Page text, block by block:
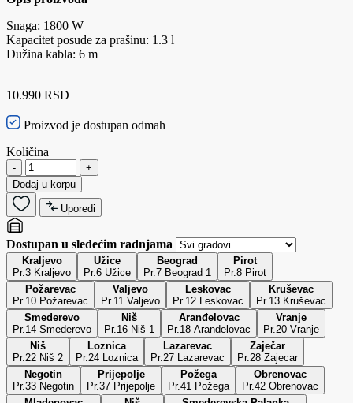
Snaga: 1800 W
Kapacitet posude za prašinu: 1.3 l
Dužina kabla: 6 m
10.990 RSD
Proizvod je dostupan odmah
Količina
-
+
Dodaj u korpu
Uporedi
Dostupan u sledećim radnjama
Kraljevo
Pr.3 Kraljevo
Užice
Pr.6 Užice
Beograd
Pr.7 Beograd 1
Pirot
Pr.8 Pirot
Požarevac
Pr.10 Požarevac
Valjevo
Pr.11 Valjevo
Leskovac
Pr.12 Leskovac
Kruševac
Pr.13 Kruševac
Smederevo
Pr.14 Smederevo
Niš
Pr.16 Niš 1
Aranđelovac
Pr.18 Arandelovac
Vranje
Pr.20 Vranje
Niš
Pr.22 Niš 2
Loznica
Pr.24 Loznica
Lazarevac
Pr.27 Lazarevac
Zaječar
Pr.28 Zajecar
Negotin
Pr.33 Negotin
Prijepolje
Pr.37 Prijepolje
Požega
Pr.41 Požega
Obrenovac
Pr.42 Obrenovac